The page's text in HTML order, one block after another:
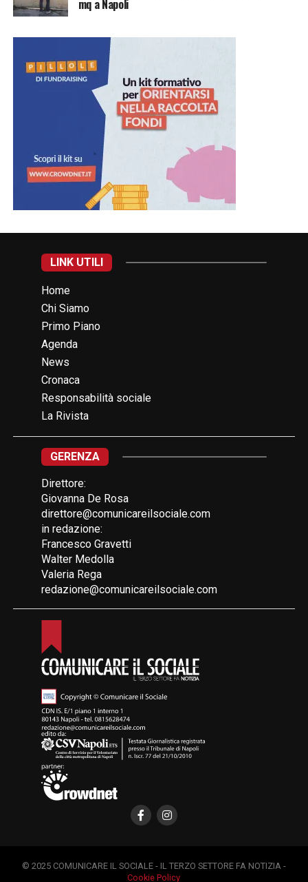
mq a Napoli
LINK UTILI
Home
Chi Siamo
Primo Piano
Agenda
News
Cronaca
Responsabilità sociale
La Rivista
GERENZA
Direttore:
Giovanna De Rosa
direttore@comunicareilsociale.com
in redazione:
Francesco Gravetti
Walter Medolla
Valeria Rega
redazione@comunicareilsociale.com
© 2025 COMUNICARE IL SOCIALE - IL TERZO SETTORE FA NOTIZIA -
Cookie Policy